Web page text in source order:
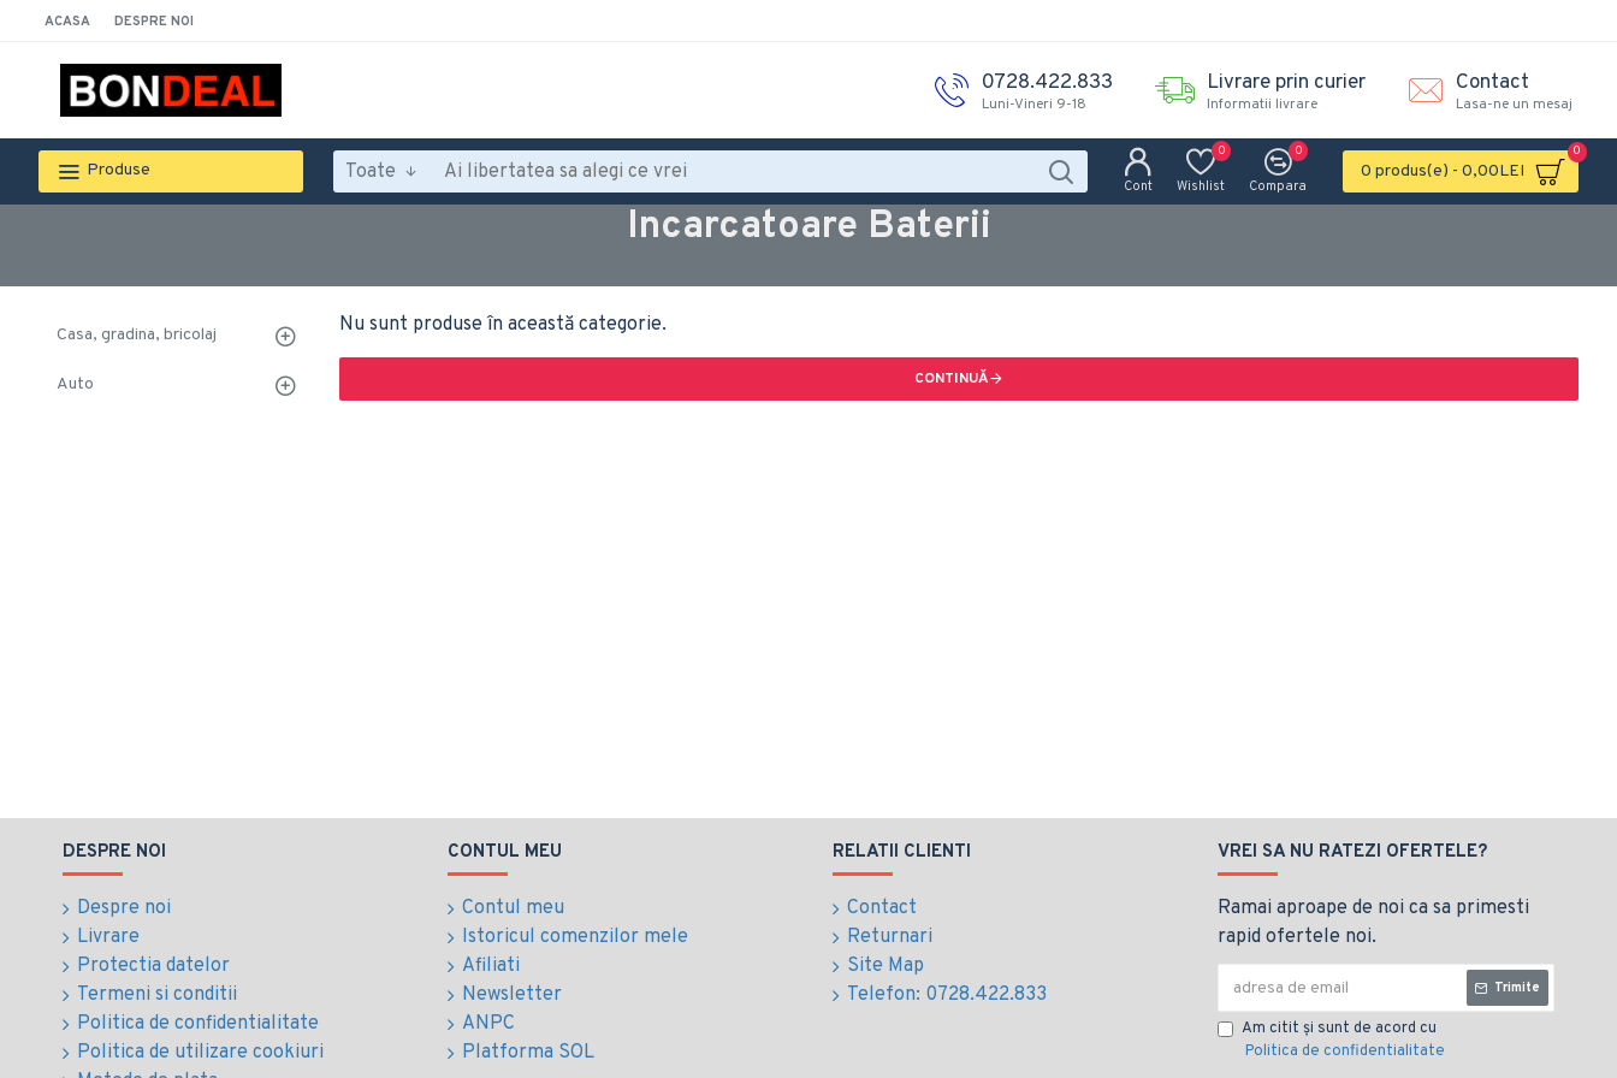
ACASA DESPRE NOI
0728.422.833
Luni-Vineri 9-18
Livrare prin curier
Informatii livrare
Contact
Lasa-ne un mesaj
Produse Toate
Cont Wishlist
0
Compara
0
0 produs(e) - 0,00LEI
0
Incarcatoare Baterii
Casa, gradina, bricolaj
Auto
Nu sunt produse în această categorie.
CONTINUĂ
DESPRE NOI
Despre noi
Livrare
Protectia datelor
Termeni si conditii
Politica de confidentialitate
Politica de utilizare cookiuri
CONTUL MEU
Contul meu
Istoricul comenzilor mele
Afiliati
Newsletter
ANPC
Platforma SOL
RELATII CLIENTI
Contact
Returnari
Site Map
Telefon: 0728.422.833
VREI SA NU RATEZI OFERTELE?
Ramai aproape de noi ca sa primesti
rapid ofertele noi.
Trimite
Am citit şi sunt de acord cu
Politica de confidentialitate